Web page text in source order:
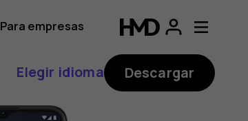
Para empresas
Elegir idioma Descargar